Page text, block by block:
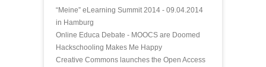
“Meine” eLearning Summit 2014 - 09.04.2014
in Hamburg
Online Educa Debate - MOOCS are Doomed
Hackschooling Makes Me Happy
Creative Commons launches the Open Access